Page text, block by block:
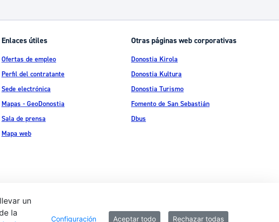
Ayuda a la tramitación
Enlaces útiles
Ofertas de empleo
Perfil del contratante
Sede electrónica
Mapas - GeoDonostia
Sala de prensa
Mapa web
Otras páginas web corporativas
Donostia Kirola
Donostia Kultura
Donostia Turismo
Fomento de San Sebastián
Dbus
Aviso legal Política de privacidad Política de cookies Declaración de accesibilidad
un
la
Configuración Aceptar todo Rechazar todas